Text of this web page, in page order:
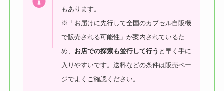
もあります。
※「お届けに先行して全国のカプセル自販機
で販売される可能性」が案内されているた
め、 お店での探索も並行して行う と早く手に
入りやすいです。送料などの条件は販売ペー
ジでよくご確認ください。